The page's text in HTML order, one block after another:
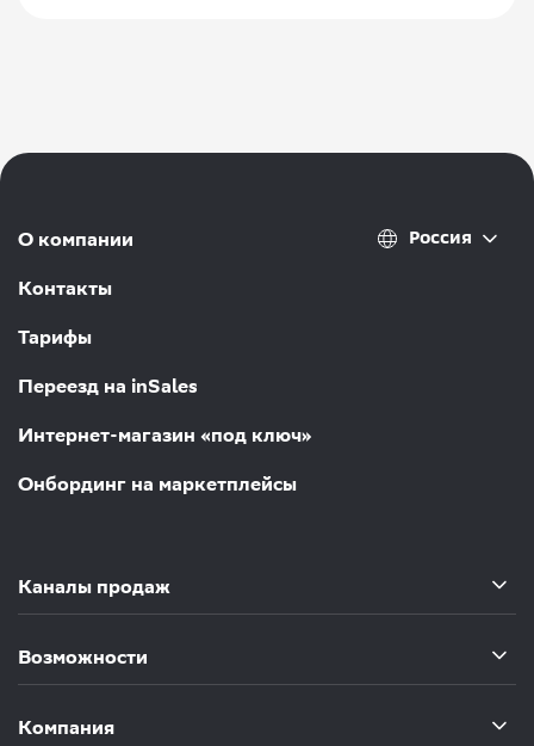
О компании
Контакты
Тарифы
Переезд на inSales
Интернет-магазин «под ключ»
Онбординг на маркетплейсы
Россия
Каналы продаж
Возможности
Компания